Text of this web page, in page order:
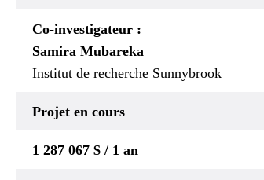
Co-investigateur :
Samira Mubareka
Institut de recherche Sunnybrook
Projet en cours
1 287 067 $ / 1 an